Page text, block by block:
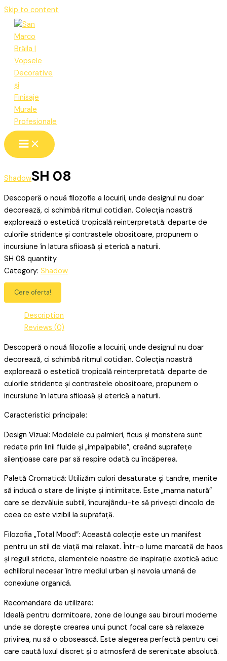
Skip to content
ShadowSH 08
Descoperă o nouă filozofie a locuirii, unde designul nu doar
decorează, ci schimbă ritmul cotidian. Colecția noastră
explorează o estetică tropicală reinterpretată: departe de
culorile stridente și contrastele obositoare, propunem o
incursiune în latura sfiioasă și eterică a naturii.
SH 08 quantity
Category: Shadow
Cere oferta!
Description
Reviews (0)
Descoperă o nouă filozofie a locuirii, unde designul nu doar
decorează, ci schimbă ritmul cotidian. Colecția noastră
explorează o estetică tropicală reinterpretată: departe de
culorile stridente și contrastele obositoare, propunem o
incursiune în latura sfiioasă și eterică a naturii.
Caracteristici principale:
Design Vizual: Modelele cu palmieri, ficus și monstera sunt
redate prin linii fluide și „impalpabile”, creând suprafețe
silențioase care par să respire odată cu încăperea.
Paletă Cromatică: Utilizăm culori desaturate și tandre, menite
să inducă o stare de liniște și intimitate. Este „mama natură”
care se dezvăluie subtil, încurajându-te să privești dincolo de
ceea ce este vizibil la suprafață.
Filozofia „Total Mood”: Această colecție este un manifest
pentru un stil de viață mai relaxat. Într-o lume marcată de haos
și reguli stricte, elementele noastre de inspirație exotică aduc
echilibrul necesar între mediul urban și nevoia umană de
conexiune organică.
Recomandare de utilizare:
Ideală pentru dormitoare, zone de lounge sau birouri moderne
unde se dorește crearea unui punct focal care să relaxeze
privirea, nu să o obosească. Este alegerea perfectă pentru cei
care caută luxul discret și o atmosferă de serenitate absolută.